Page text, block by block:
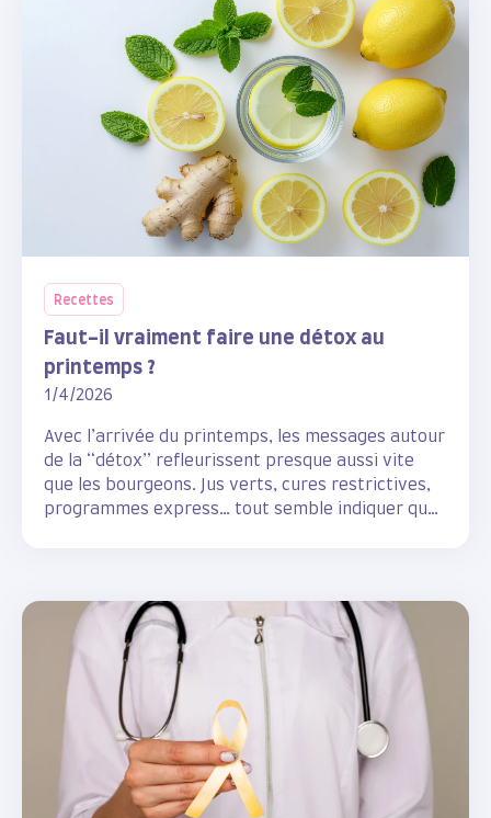
Recettes
Faut-il vraiment faire une détox au
printemps ?
1/4/2026
Avec l’arrivée du printemps, les messages autour
de la “détox” refleurissent presque aussi vite
que les bourgeons. Jus verts, cures restrictives,
programmes express… tout semble indiquer que